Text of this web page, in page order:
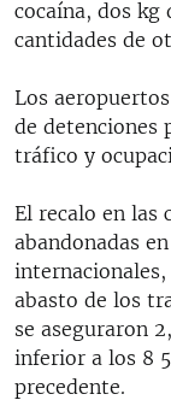
ESPECIALES
SER VIEJO EN
KENTU-CUBANO
LA INVASIÓN
MULTIMEDIA
SÍGUENOS
cocaína, dos kg
cantidades de
Los
de detenciones
tráfico y
El recalo en las
abandonadas
abasto de los
se aseguraron
inferior a los 8
precedente.